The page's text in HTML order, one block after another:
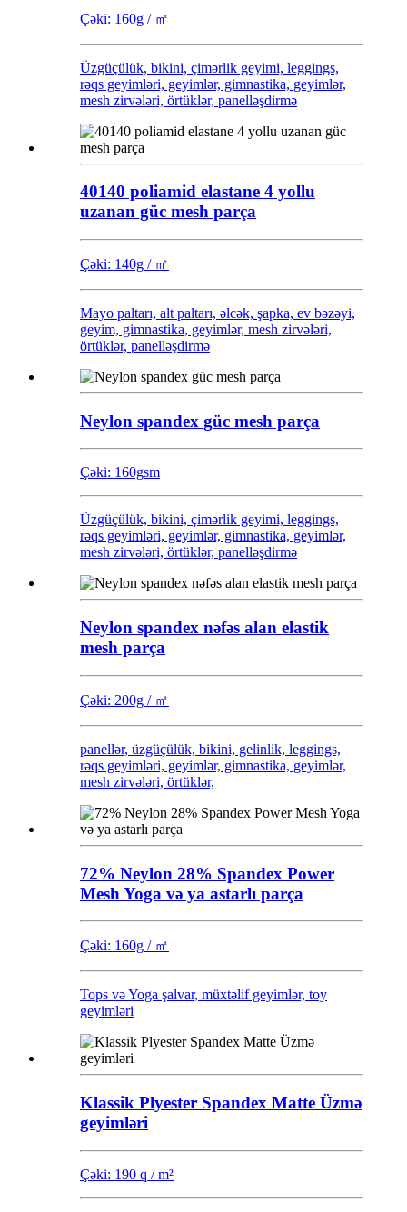
Çəki: 160g / ㎡
Üzgüçülük, bikini, çimərlik geyimi, leggings,
rəqs geyimləri, geyimlər, gimnastika, geyimlər,
mesh zirvələri, örtüklər, panelləşdirmə
40140 poliamid elastane 4 yollu
uzanan güc mesh parça
Çəki: 140g / ㎡
Mayo paltarı, alt paltarı, əlcək, şapka, ev bəzəyi,
geyim, gimnastika, geyimlər, mesh zirvələri,
örtüklər, panelləşdirmə
Neylon spandex güc mesh parça
Çəki: 160gsm
Üzgüçülük, bikini, çimərlik geyimi, leggings,
rəqs geyimləri, geyimlər, gimnastika, geyimlər,
mesh zirvələri, örtüklər, panelləşdirmə
Neylon spandex nəfəs alan elastik
mesh parça
Çəki: 200g / ㎡
panellər, üzgüçülük, bikini, gelinlik, leggings,
rəqs geyimləri, geyimlər, gimnastika, geyimlər,
mesh zirvələri, örtüklər,
72% Neylon 28% Spandex Power
Mesh Yoga və ya astarlı parça
Çəki: 160g / ㎡
Tops və Yoga şalvar, müxtəlif geyimlər, toy
geyimləri
Klassik Plyester Spandex Matte Üzmə
geyimləri
Çəki: 190 q / m²